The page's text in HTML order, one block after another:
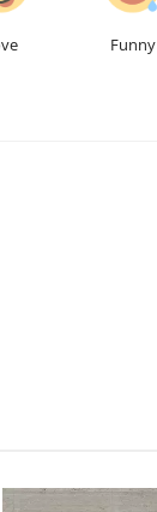
Funny